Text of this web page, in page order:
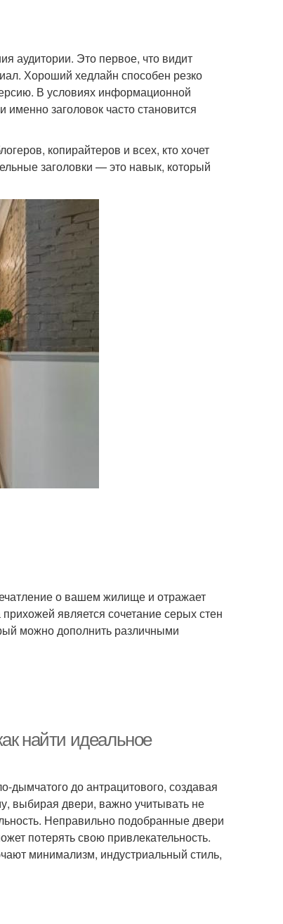
аудитории. Это первое, что видит
Хороший хедлайн способен резко
В условиях информационной
заголовок часто становится
копирайтеров и всех, кто хочет
заголовки — это навык, который
о вашем жилище и отражает
является сочетание серых стен
можно дополнить различными
найти идеальное
дымчатого до антрацитового, создавая
выбирая двери, важно учитывать не
Неправильно подобранные двери
потерять свою привлекательность.
минимализм, индустриальный стиль,